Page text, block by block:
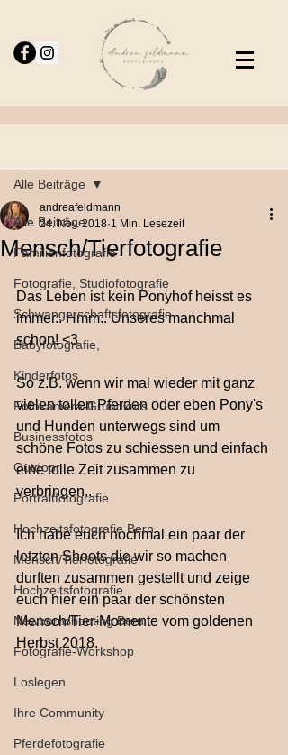
Alle Beiträge
Familienfotografie
Fotografie, Studiofotografie
Schwangerschaftsfotografie
Babyfotografie,
Kinderfotos
Fotokamera-Grundkurs
Businessfotos
Outdoor
Portraitfotografie
Hochzeitsfotografie Bern
Mensch/Tierfotografie
Hochzeitsfotografie
Newbornshooting Bern
Fotografie-Workshop
Loslegen
Ihre Community
Pferdefotografie
Alle Beiträge
Mensch/Tierfotografie
andreafeldmann
24. Nov. 2018 1 Min. Lesezeit
Das Leben ist kein Ponyhof heisst es
immer.. Hmm.. Unseres manchmal
schon! <3
So z.B. wenn wir mal wieder mit ganz
vielen tollen Pferden oder eben Pony's
und Hunden unterwegs sind um
schöne Fotos zu schiessen und einfach
eine tolle Zeit zusammen zu
verbringen..
Ich habe euch nochmal ein paar der
letzten Shoots die wir so machen
durften zusammen gestellt und zeige
euch hier ein paar der schönsten
Mensch/Tier-Momente vom goldenen
Herbst 2018.